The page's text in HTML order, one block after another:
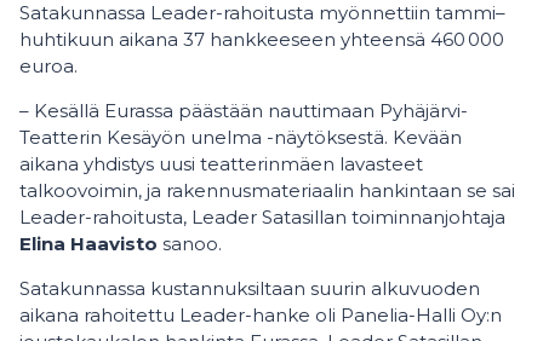
Satakunnassa Leader-rahoitusta myönnettiin tammi–
huhtikuun aikana 37 hankkeeseen yhteensä 460 000
euroa.
– Kesällä Eurassa päästään nauttimaan Pyhäjärvi-
Teatterin Kesäyön unelma -näytöksestä. Kevään
aikana yhdistys uusi teatterinmäen lavasteet
talkoovoimin, ja rakennusmateriaalin hankintaan se sai
Leader-rahoitusta, Leader Satasillan toiminnanjohtaja
Elina Haavisto sanoo.
Satakunnassa kustannuksiltaan suurin alkuvuoden
aikana rahoitettu Leader-hanke oli Panelia-Halli Oy:n